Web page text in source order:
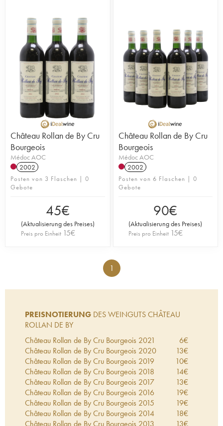
Château Rollan de By Cru
Bourgeois
Médoc AOC
2002
Posten von 3 Flaschen | 0
Gebote
45€
(Aktualisierung des Preises)
Preis pro Einheit 15€
Château Rollan de By Cru
Bourgeois
Médoc AOC
2002
Posten von 6 Flaschen | 0
Gebote
90€
(Aktualisierung des Preises)
Preis pro Einheit 15€
1
PREISNOTIERUNG DES WEINGUTS CHÂTEAU
ROLLAN DE BY
Château Rollan de By Cru Bourgeois 2021 6€
Château Rollan de By Cru Bourgeois 2020 13€
Château Rollan de By Cru Bourgeois 2019 10€
Château Rollan de By Cru Bourgeois 2018 14€
Château Rollan de By Cru Bourgeois 2017 13€
Château Rollan de By Cru Bourgeois 2016 19€
Château Rollan de By Cru Bourgeois 2015 19€
Château Rollan de By Cru Bourgeois 2014 18€